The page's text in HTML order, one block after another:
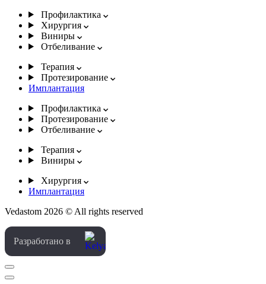
Профилактика
Хирургия
Виниры
Отбеливание
Терапия
Протезирование
Имплантация
Профилактика
Протезирование
Отбеливание
Терапия
Виниры
Хирургия
Имплантация
Vedastom 2026 © All rights reserved
Разработано в